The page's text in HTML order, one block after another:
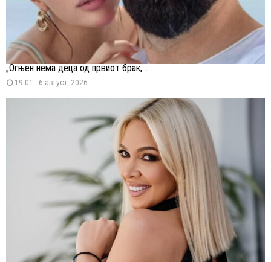
„Огњен нема деца од првиот брак,...
19:01 - 6 август, 2026